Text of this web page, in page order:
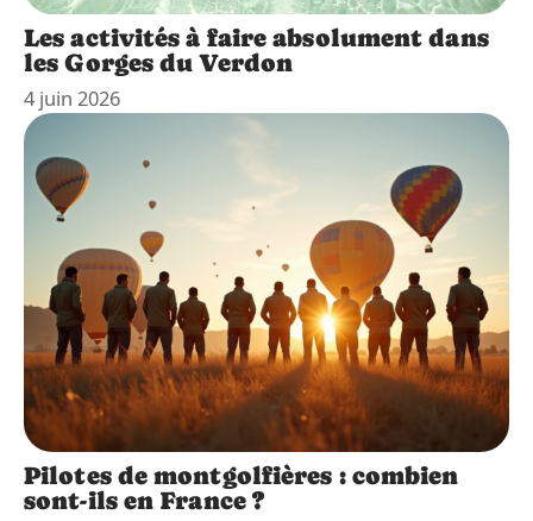
Les activités à faire absolument dans
les Gorges du Verdon
4 juin 2026
Pilotes de montgolfières : combien
sont-ils en France ?